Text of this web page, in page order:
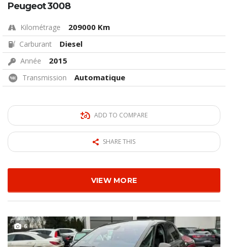
Peugeot 3008
Kilométrage 209000 Km
Carburant Diesel
Année 2015
Transmission Automatique
ADD TO COMPARE
SHARE THIS
VIEW MORE
6